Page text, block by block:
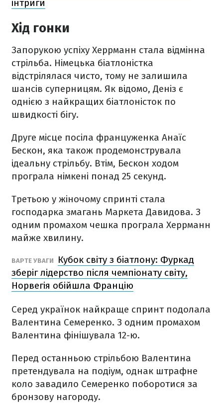
інтриги
Хід гонки
Запорукою успіху Херрманн стала відмінна
стрільба. Німецька біатлоністка
відстрілялася чисто, тому не залишила
шансів суперницям. Як відомо, Деніз є
однією з найкращих біатлоністок по
швидкості бігу.
Друге місце посіла француженка Анаїс
Бескон, яка також продемонструвала
ідеальну стрільбу. Втім, Бескон ходом
програла німкені понад 25 секунд.
Третьою у жіночому спринті стала
господарка змагань Маркета Давидова. З
одним промахом чешка програла Херрманн
майже хвилину.
ВАРТЕ УВАГИ
Кубок світу з біатлону: Фуркад
зберіг лідерство після чемпіонату світу,
Норвегія обійшла Францію
Серед українок найкраще спринт подолала
Валентина Семеренко. З одним промахом
Валентина фінішувала 12-ю.
Перед останньою стрільбою Валентина
претендувала на подіум, однак штрафне
коло завадило Семеренко поборотися за
бронзову нагороду.